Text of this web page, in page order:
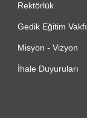
Rektörlük
Gedik Eğitim Vakfı
Misyon - Vizyon
İhale Duyuruları